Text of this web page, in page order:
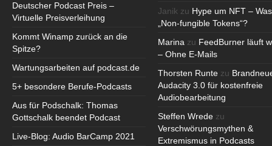
Deutscher Podcast Preis –
Virtuelle Preisverleihung
Kommt Winamp zurück an die
Spitze?
Wartungsarbeiten auf podcast.de
5+ besondere Berufe-Podcasts
Aus für Podschalk: Thomas
Gottschalk beendet Podcast
Live-Blog: Audio BarCamp 2021
Janik zu Hype um NFT –
„Non-fungible Tokens“?
Marina zu FeedBurner läuft
– Ohne E-Mails
Thorsten Runte zu
Audacity 3.0 für kostenfreie
Audiobearbeitung
Steffen Wrede zu
Verschwörungsmythen &
Extremismus in Podcasts